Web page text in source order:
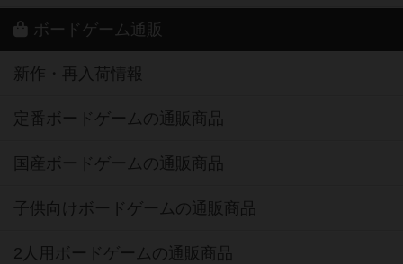
ボードゲーム通販
新作・再入荷情報
定番ボードゲームの通販商品
国産ボードゲームの通販商品
子供向けボードゲームの通販商品
2人用ボードゲームの通販商品